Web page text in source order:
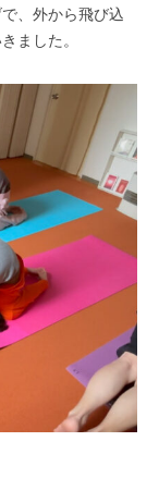
、外から飛び込
ました。